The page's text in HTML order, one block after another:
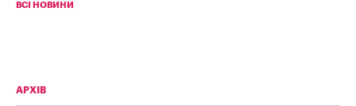
ВСІ НОВИНИ
АРХІВ